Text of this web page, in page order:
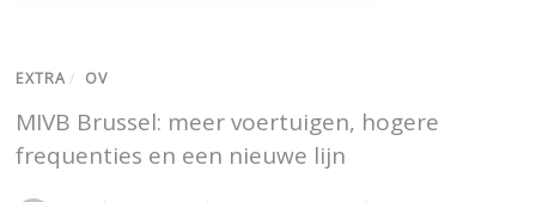
EXTRA / OV
MIVB Brussel: meer voertuigen, hogere
frequenties en een nieuwe lijn